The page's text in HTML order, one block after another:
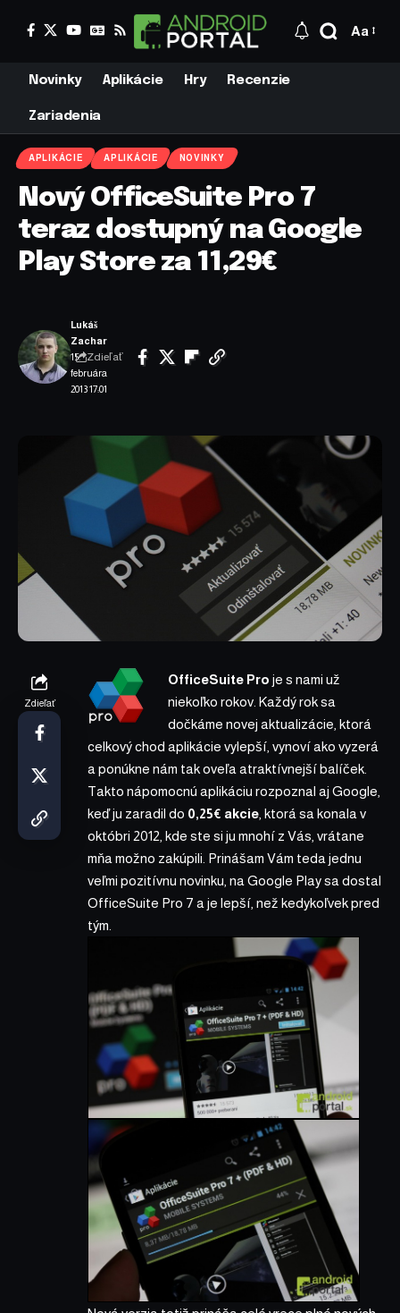
Aa
Novinky Aplikácie Hry Recenzie
Zariadenia
APLIKÁCIE APLIKÁCIE NOVINKY
Nový OfficeSuite Pro 7
teraz dostupný na Google
Play Store za 11,29€
15.
februára
2013 17:01
Lukáš
Zachar
Zdieľať
Zdieľať
OfficeSuite Pro je s nami už
niekoľko rokov. Každý rok sa
dočkáme novej aktualizácie, ktorá
celkový chod aplikácie vylepší, vynoví ako vyzerá
a ponúkne nám tak oveľa atraktívnejší balíček.
Takto nápomocnú aplikáciu rozpoznal aj Google,
keď ju zaradil do 0,25€ akcie , ktorá sa konala v
októbri 2012, kde ste si ju mnohí z Vás, vrátane
mňa možno zakúpili. Prinášam Vám teda jednu
veľmi pozitívnu novinku, na Google Play sa dostal
OfficeSuite Pro 7 a je lepší, než kedykoľvek pred
tým.